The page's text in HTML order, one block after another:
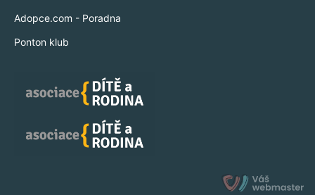
Adopce.com - Poradna
Ponton klub